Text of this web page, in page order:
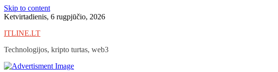
Skip to content
Ketvirtadienis, 6 rugpjūčio, 2026
ITLINE.LT
Technologijos, kripto turtas, web3